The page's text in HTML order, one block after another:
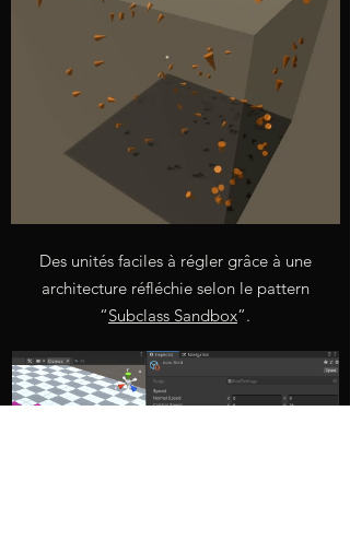
Des unités faciles à régler grâce à une
architecture réfléchie selon le pattern
“Subclass Sandbox”.